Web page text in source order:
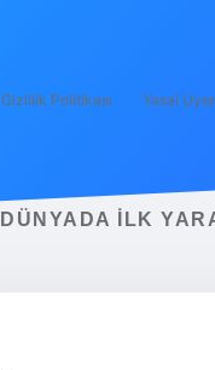
Gizlilik Politikası Yasal
DÜNYADA ILK